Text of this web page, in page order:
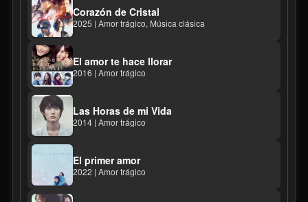
Corazón de Cristal
2025 | Amor trágico, Música clásica
El amor te hace llorar
2016 | Amor trágico
Las Horas de mi Vida
2014 | Amor trágico
El primer amor
2022 | Amor trágico